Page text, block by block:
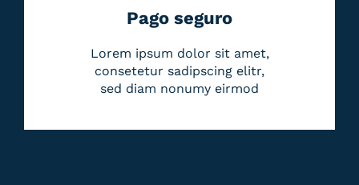
Pago seguro
Lorem ipsum dolor sit amet,
consetetur sadipscing elitr,
sed diam nonumy eirmod